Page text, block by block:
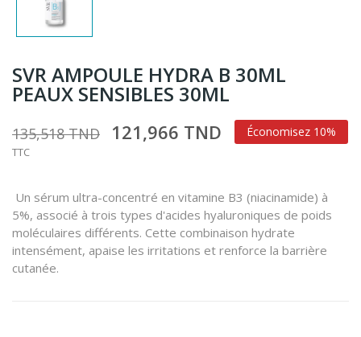
SVR AMPOULE HYDRA B 30ML
PEAUX SENSIBLES 30ML
135,518 TND 121,966 TND Économisez 10%
TTC
Un sérum ultra-concentré en vitamine B3 (niacinamide) à
5%, associé à trois types d'acides hyaluroniques de poids
moléculaires différents. Cette combinaison hydrate
intensément, apaise les irritations et renforce la barrière
cutanée.